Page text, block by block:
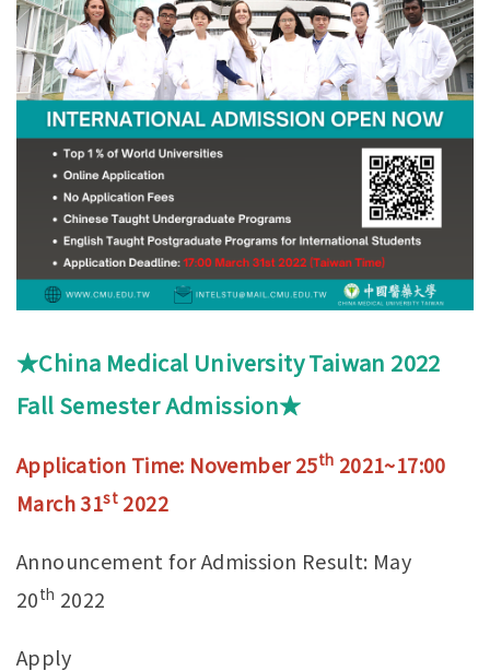
★China Medical University Taiwan 2022
Fall Semester Admission★
Application Time: November 25th 2021~17:00
March 31st 2022
Announcement for Admission Result: May
20th 2022
Apply